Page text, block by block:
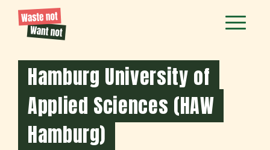
Hamburg University of
Applied Sciences (HAW
Hamburg)